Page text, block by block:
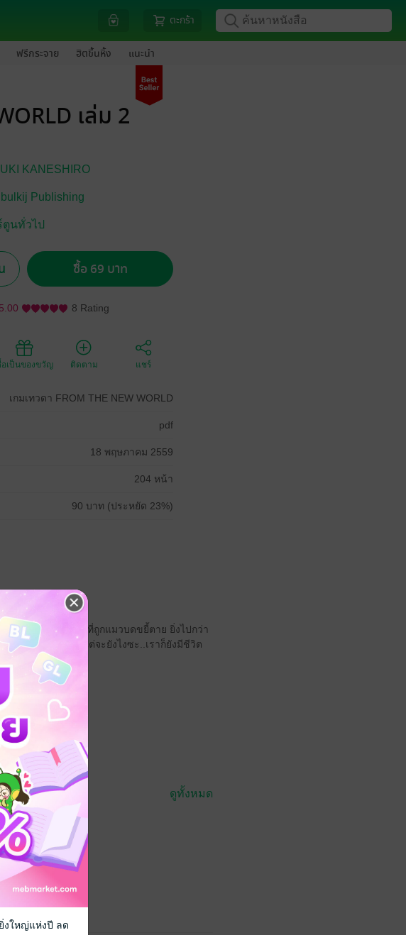
ตะกร้า
ฟรีกระจาย ฮิตขึ้นหิ้ง แนะนำ
เล่ม 2
KANESHIRO
Publishing
ตูนทั่วไป
ซื้อ 69 บาท
5.00 8 Rating
เป็นของขวัญ ติดตาม แชร์
เกมเทวดา FROM THE NEW WORLD
pdf
18 พฤษภาคม 2559
204 หน้า
90 บาท (ประหยัด 23%)
งสังหาร ทั้งเพื่อนที่ถูกแมวบดขยี้ตาย ยิ่งไปกว่า
พร้อมกันทั่วโลก แต่จะยังไงซะ..เราก็ยังมีชีวิต
ดูทั้งหมด
งใหญ่แห่งปี ลด